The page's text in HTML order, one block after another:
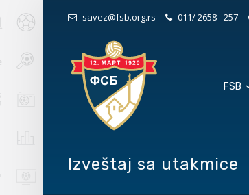
savez@fsb.org.rs 011/ 2658 - 257
FSB
Izveštaj sa utakmice